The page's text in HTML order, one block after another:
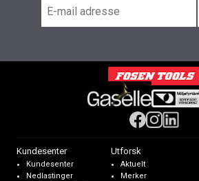
Kundesenter
Kundesenter
Nedlastinger
Utforsk
Aktuelt
Merker